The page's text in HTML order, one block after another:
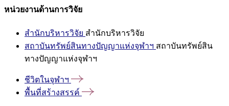
หน่วยงานด้านการวิจัย
สำนักบริหารวิจัย สำนักบริหารวิจัย
สถาบันทรัพย์สินทางปัญญาแห่งจุฬาฯ สถาบันทรัพย์สิน
ทางปัญญาแห่งจุฬาฯ
ชีวิตในจุฬาฯ
พื้นที่สร้างสรรค์